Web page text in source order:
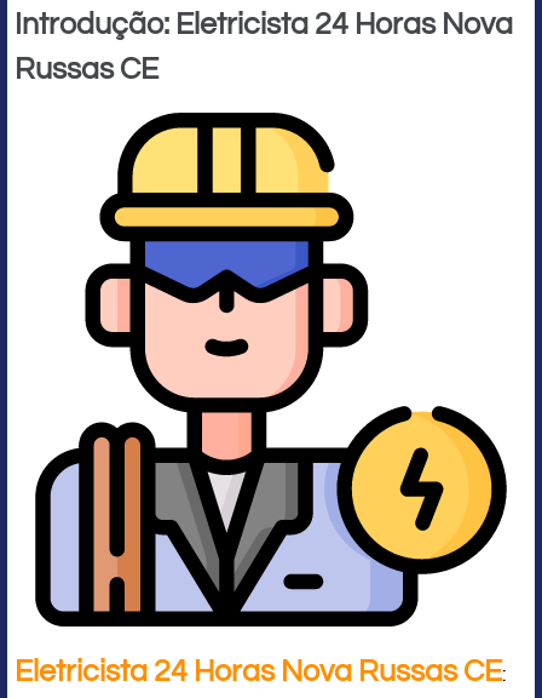
Introdução: Eletricista 24 Horas Nova
Russas CE
Eletricista 24 Horas Nova Russas CE: